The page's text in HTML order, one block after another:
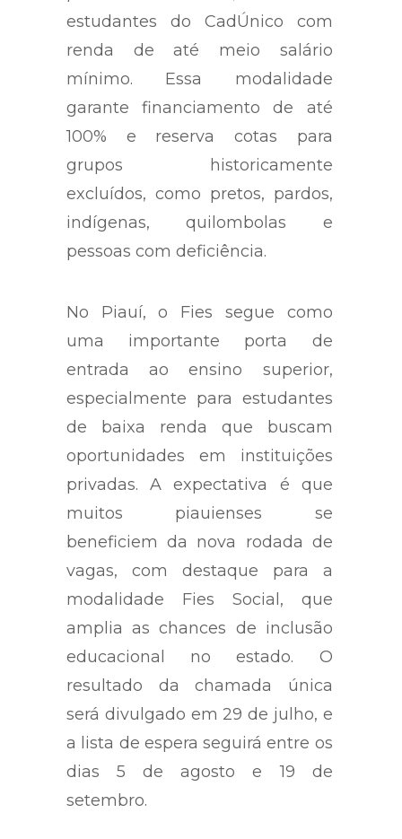
estudantes do CadÚnico com
renda de até meio salário
mínimo. Essa modalidade
garante financiamento de até
100% e reserva cotas para
grupos historicamente
excluídos, como pretos, pardos,
indígenas, quilombolas e
pessoas com deficiência.
No Piauí, o Fies segue como
uma importante porta de
entrada ao ensino superior,
especialmente para estudantes
de baixa renda que buscam
oportunidades em instituições
privadas. A expectativa é que
muitos piauienses se
beneficiem da nova rodada de
vagas, com destaque para a
modalidade Fies Social, que
amplia as chances de inclusão
educacional no estado. O
resultado da chamada única
será divulgado em 29 de julho, e
a lista de espera seguirá entre os
dias 5 de agosto e 19 de
setembro.